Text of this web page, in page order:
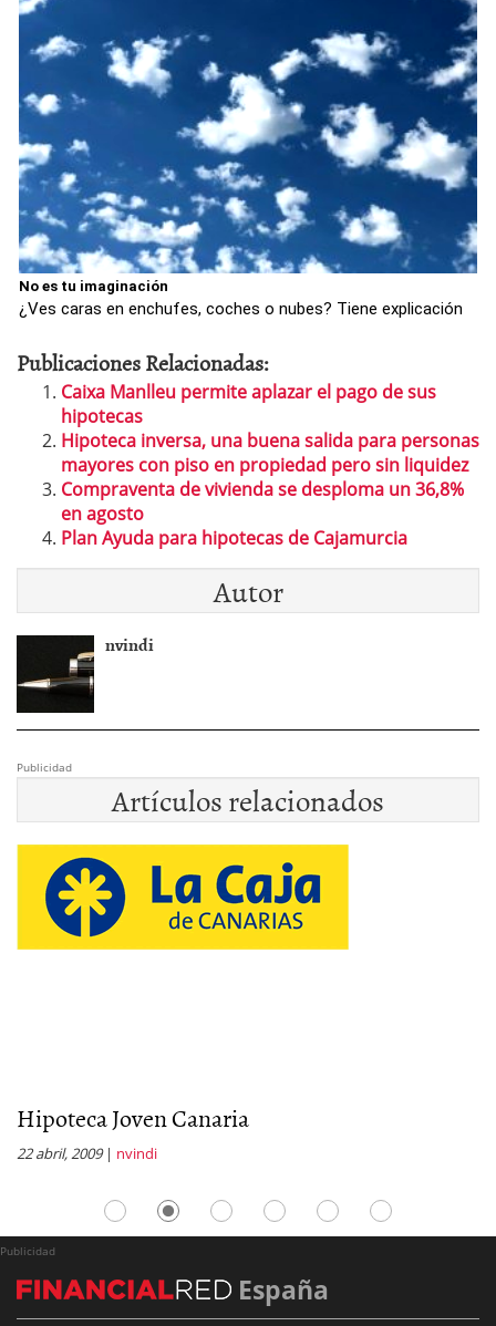
No es tu imaginación
¿Ves caras en enchufes, coches o nubes? Tiene explicación
Publicaciones Relacionadas:
Caixa Manlleu permite aplazar el pago de sus
hipotecas
Hipoteca inversa, una buena salida para personas
mayores con piso en propiedad pero sin liquidez
Compraventa de vivienda se desploma un 36,8%
en agosto
Plan Ayuda para hipotecas de Cajamurcia
Autor
nvindi
Publicidad
Artículos relacionados
Hipoteca Joven Canaria
22 abril, 2009| nvindi
Publicidad
España